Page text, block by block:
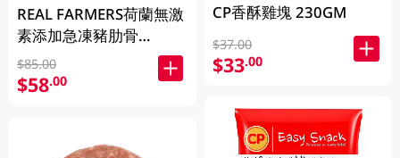
REAL FARMERS荷蘭無激
素添加急凍豬肋骨
500GM
$85.00
$58.00
CP香酥雞塊 230GM
$37.00
$33.00